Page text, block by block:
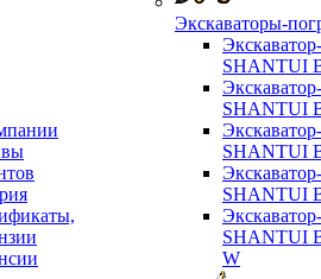
Экскаваторы-
SHANTUI
SHANTUI
SHANTUI
SHANTUI
SHANTUI
W